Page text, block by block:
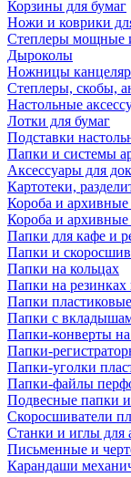
Корзины для бумаг
Ножи и коврики
Степлеры мощные
Дыроколы
Ножницы
Степлеры, скобы,
Настольные
Лотки для бумаг
Подставки
Папки и системы
Аксессуары для
Картотеки,
Короба и
Короба и
Папки для кафе и
Папки и
Папки на кольцах
Папки на резинках
Папки
Папки с
Папки-конверты
Папки-
Папки-уголки
Папки-файлы
Подвесные папки и
Скоросшиватели
Станки и иглы для
Письменные и
Карандаши